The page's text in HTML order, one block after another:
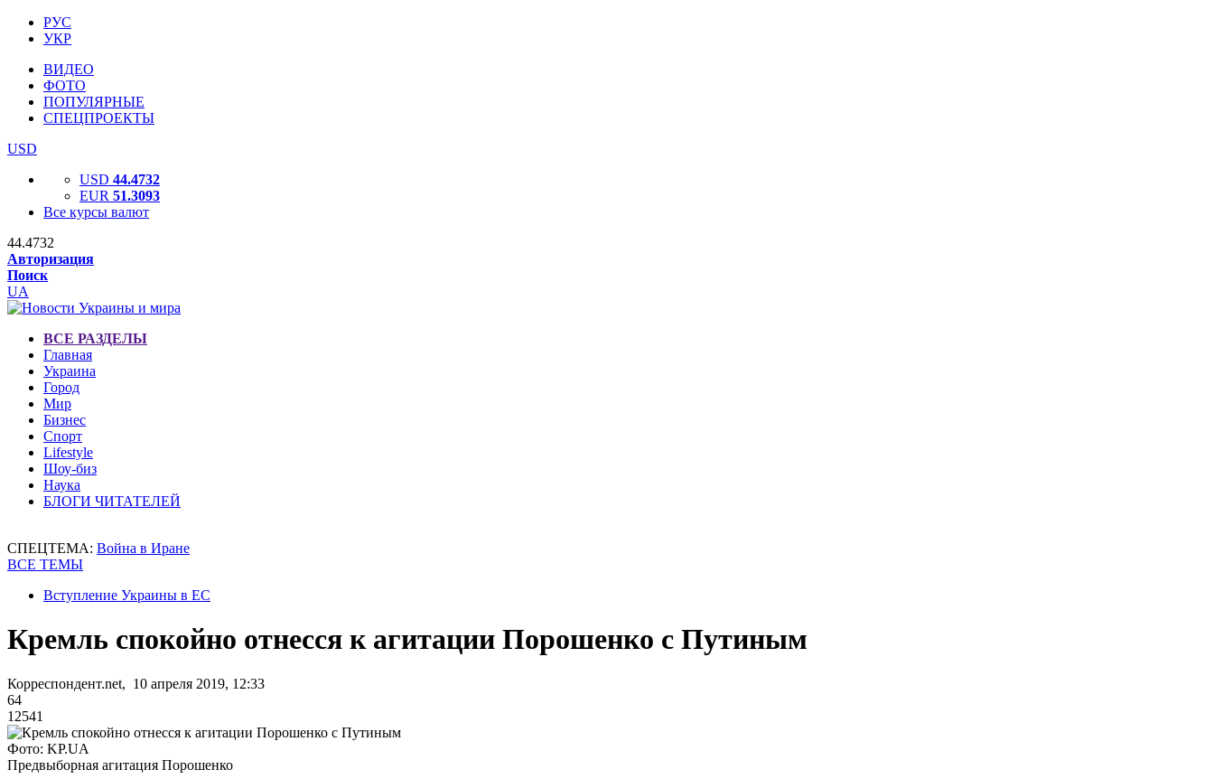
РУС
УКР
ВИДЕО
ФОТО
ПОПУЛЯРНЫЕ
СПЕЦПРОЕКТЫ
USD
USD 44.4732
EUR 51.3093
Все курсы валют
44.4732
Авторизация
Поиск
UA
ВСЕ РАЗДЕЛЫ
Главная
Украина
Город
Мир
Бизнес
Спорт
Lifestyle
Шоу-биз
Наука
БЛОГИ ЧИТАТЕЛЕЙ
СПЕЦТЕМА: Война в Иране
ВСЕ ТЕМЫ
Вступление Украины в ЕС
Кремль спокойно отнесся к агитации Порошенко с Путиным
Корреспондент.net, 10 апреля 2019, 12:33
64
12541
Фото: KP.UA
Предвыборная агитация Порошенко